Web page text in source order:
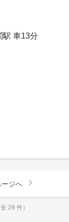
駅 車13分
ージへ
29 件）